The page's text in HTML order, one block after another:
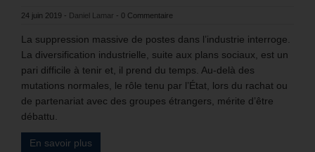
24 juin 2019 - Daniel Lamar - 0 Commentaire
La suppression massive de postes dans l’industrie interroge.
La diversification industrielle, suite aux plans sociaux, est un
pari difficile à tenir et, il prend du temps. Au-delà des
mutations normales, le rôle tenu par l’État, lors du rachat ou
de partenariat avec des groupes étrangers, mérite d’être
débattu.
En savoir plus